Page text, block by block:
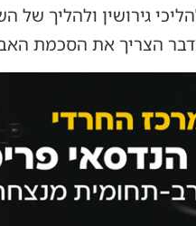
גירושין ולהליך
הצריך את הסכמת